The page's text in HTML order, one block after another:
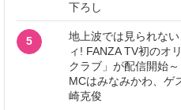
下ろし
5
地上波では見られな
ィ! FANZA TV初のオ
クラブ」が配信開始
MCはみなみかわ、ゲ
崎克俊